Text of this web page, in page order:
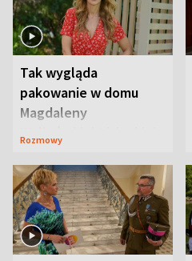
Tak wygląda
pakowanie w domu
Magdaleny
Waligórskiej-Lisieckiej.
Rozmowy